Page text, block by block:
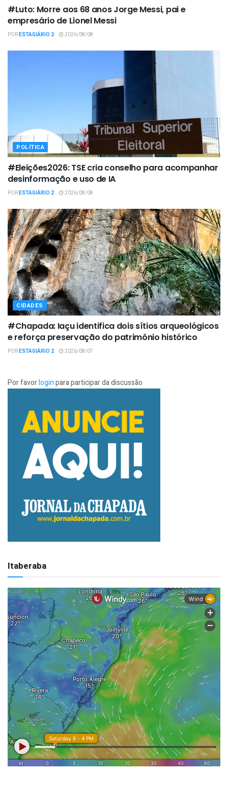
#Luto: Morre aos 68 anos Jorge Messi, pai e
empresário de Lionel Messi
PORESTAGIÁRIO 2 2026/08/08
POLÍTICA
#Eleições2026: TSE cria conselho para acompanhar
desinformação e uso de IA
PORESTAGIÁRIO 2 2026/08/08
CIDADES
#Chapada: Iaçu identifica dois sítios arqueológicos
e reforça preservação do patrimônio histórico
PORESTAGIÁRIO 2 2026/08/07
Por favorloginpara participar da discussão
Itaberaba